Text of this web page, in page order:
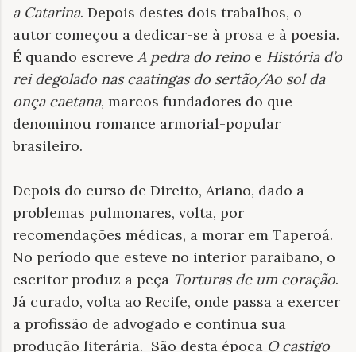
a Catarina. Depois destes dois trabalhos, o
autor começou a dedicar-se à prosa e à poesia.
É quando escreve A pedra do reino e História d’o
rei degolado nas caatingas do sertão/Ao sol da
onça caetana, marcos fundadores do que
denominou romance armorial-popular
brasileiro.
Depois do curso de Direito, Ariano, dado a
problemas pulmonares, volta, por
recomendações médicas, a morar em Taperoá.
No período que esteve no interior paraibano, o
escritor produz a peça Torturas de um coração.
Já curado, volta ao Recife, onde passa a exercer
a profissão de advogado e continua sua
produção literária. São desta época O castigo